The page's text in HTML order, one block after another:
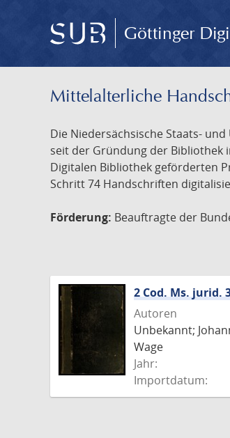
Göttinger
Mittelalterliche
Die Niedersächsische Staats-
seit der Gründung der Bibliothek
Digitalen Bibliothek geförderten
Schritt 74 Handschriften
Förderung: Beauftragte der
2 Cod. Ms. jurid.
Autoren
Unbekannt;
Wage
Jahr:
Importdatum: